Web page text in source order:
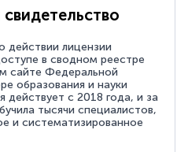
действии лицензии
в сводном реестре
сайте Федеральной
образования и науки
действует с 2018 года, и за
тысячи специалистов,
и систематизированное